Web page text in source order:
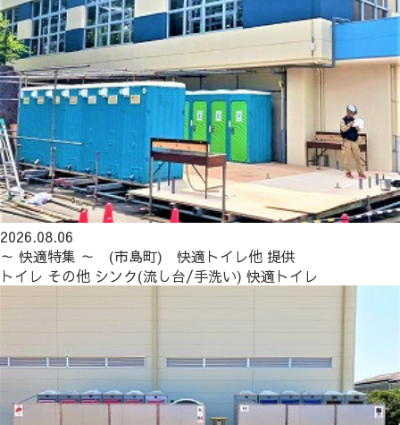
2026.08.06
～ 快適特集 ～ (市島町) 快適トイレ他 提供
トイレ その他 シンク(流し台/手洗い) 快適トイレ